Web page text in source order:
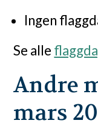
Ingen
Se alle
Andre
mars